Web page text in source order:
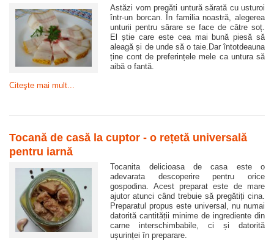
Astăzi vom pregăti untură sărată cu usturoi
într-un borcan. În familia noastră, alegerea
unturii pentru sărare se face de către soț.
El știe care este cea mai bună piesă să
aleagă și de unde să o taie.Dar întotdeauna
ține cont de preferințele mele ca untura să
aibă o fantă.
Citeşte mai mult...
Tocană de casă la cuptor - o rețetă universală
pentru iarnă
Tocanita delicioasa de casa este o
adevarata descoperire pentru orice
gospodina. Acest preparat este de mare
ajutor atunci când trebuie să pregătiți cina.
Preparatul propus este universal, nu numai
datorită cantității minime de ingrediente din
carne interschimbabile, ci și datorită
ușurinței în preparare.